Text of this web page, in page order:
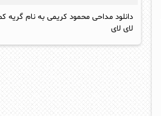
دانلود مداحی محمود کریمی به نام گریه
لای لای